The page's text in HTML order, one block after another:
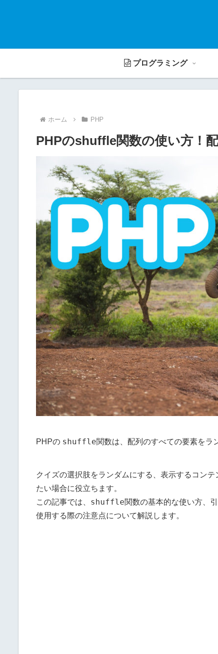
プログラミング
ホーム PHP
PHPのshuffle関数の使い方！
PHPの shuffle関数は、配列のすべての要素をラ
クイズの選択肢をランダムにする、表示するコン
たい場合に役立ちます。
この記事では、 shuffle関数の基本的な使い方、
使用する際の注意点について解説します。